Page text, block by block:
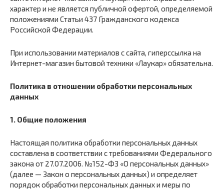
характер и не является публичной офертой, определяемой
положениями Статьи 437 Гражданского кодекса
Российской Федерации.
При использовании материалов с сайта, гиперссылка на
Интернет-магазин бытовой техники «Лаукар» обязательна.
Политика в отношении обработки персональных
данных
1. Общие положения
Настоящая политика обработки персональных данных
составлена в соответствии с требованиями Федерального
закона от 27.07.2006. №152-ФЗ «О персональных данных»
(далее — Закон о персональных данных) и определяет
порядок обработки персональных данных и меры по